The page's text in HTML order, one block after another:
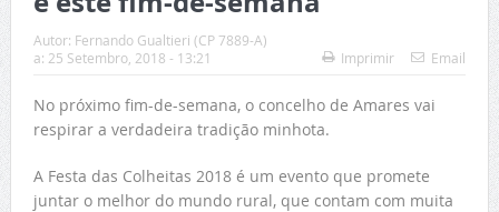
Autor: Fernando Gualtieri (CP 7889-A)
a: 25 Setembro, 2018 - 13:21 Imprimir Email
No próximo fim-de-semana, o concelho de Amares vai
respirar a verdadeira tradição minhota.
A Festa das Colheitas 2018 é um evento que promete
juntar o melhor do mundo rural, que contam com muita